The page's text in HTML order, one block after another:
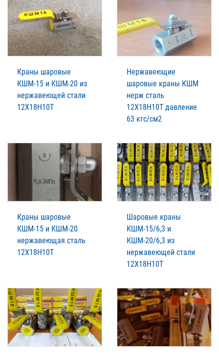
Краны шаровые
КШМ-15 и КШМ-20 из
нержавеющей стали
12Х18Н10Т
Нержавеющие
шаровые краны КШМ
нерж сталь
12Х18Н10Т давление
63 кгс/см2
Краны шаровые
КШМ-15 и КШМ-20
нержавеющая сталь
12Х18Н10Т
Шаровые краны
КШМ-15/6,3 и
КШМ-20/6,3 из
нержавеющей стали
12Х18Н10Т